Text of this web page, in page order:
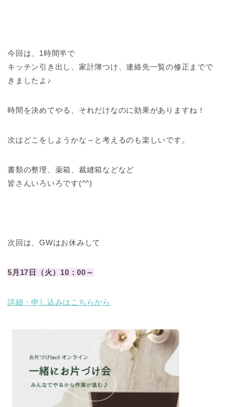
今回は、1時間半で
キッチン引き出し、家計簿つけ、連絡先一覧の修正までで
きましたよ♪
時間を決めてやる、それだけなのに効果がありますね！
次はどこをしようかな～と考えるのも楽しいです。
書類の整理、薬箱、裁縫箱などなど
皆さんいろいろです(^^)
次回は、GWはお休みして
5月17日（火）10：00～
詳細・申し込みはこちらから